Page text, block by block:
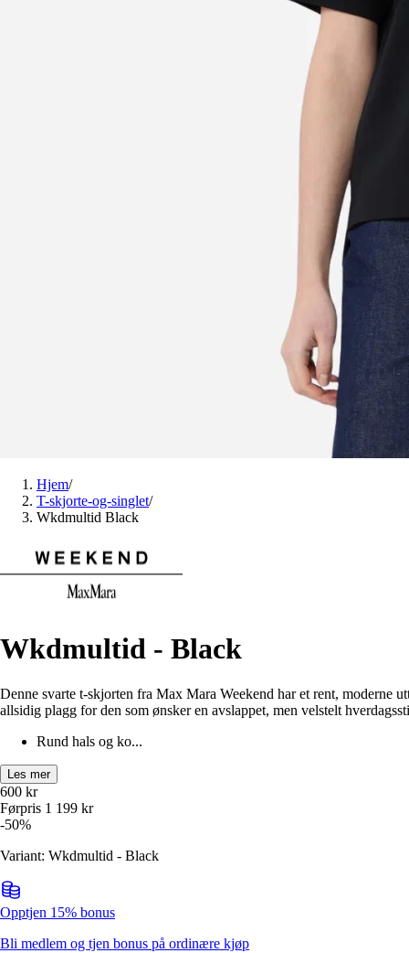
Hjem/
T-skjorte-og-singlet/
Wkdmultid Black
Wkdmultid - Black
Denne svarte t-skjorten fra Max Mara Weekend har et rent, moderne
allsidig plagg for den som ønsker en avslappet, men velstelt
Rund hals og ko...
Les mer
600 kr
Førpris 1 199 kr
-50%
Variant: Wkdmultid - Black
Opptjen 15% bonus
Bli medlem og tjen bonus på ordinære kjøp